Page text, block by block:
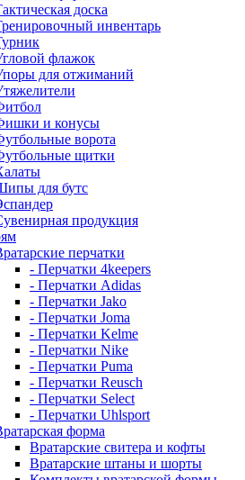
доска
инвентарь
флажок
для отжиманий
и конусы
ворота
щитки
для бутс
продукция
перчатки
- Перчатки 4keepers
- Перчатки Adidas
- Перчатки Jako
- Перчатки Joma
- Перчатки Kelme
- Перчатки Nike
- Перчатки Puma
- Перчатки Reusch
- Перчатки Select
- Перчатки Uhlsport
форма
Вратарские свитера и кофты
Вратарские штаны и шорты